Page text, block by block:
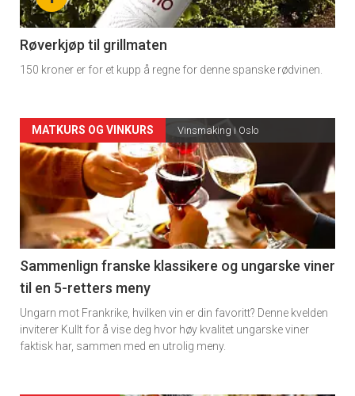
-
4
Røverkjøp til grillmaten
150 kroner er for et kupp å regne for denne spanske rødvinen.
Forsiden
akkurat
nå
-
5
MATKURS OG VINKURS Vinsmaking i Oslo
Sammenlign franske klassikere og ungarske viner
til en 5-retters meny
Ungarn mot Frankrike, hvilken vin er din favoritt? Denne kvelden
inviterer Kullt for å vise deg hvor høy kvalitet ungarske viner
faktisk har, sammen med en utrolig meny.